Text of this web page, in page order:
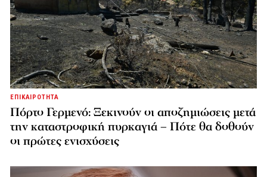
ΕΠΙΚΑΙΡΟΤΗΤΑ
Πόρτο Γερμενό: Ξεκινούν οι αποζημιώσεις μετά
την καταστροφική πυρκαγιά – Πότε θα δοθούν
οι πρώτες ενισχύσεις